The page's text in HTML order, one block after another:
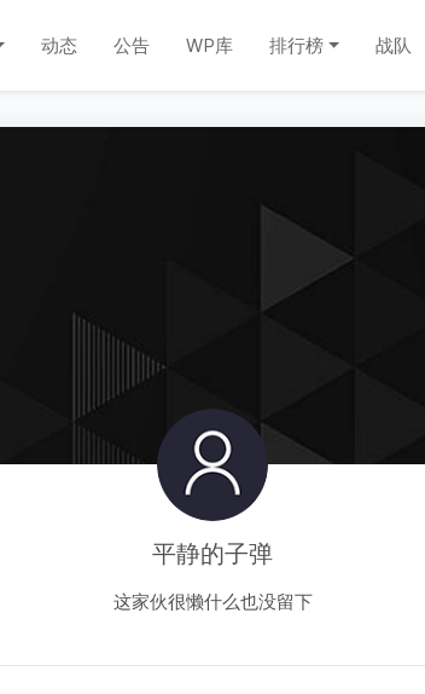
动态 公告 WP库 排行榜 战队
平静的子弹
这家伙很懒什么也没留下